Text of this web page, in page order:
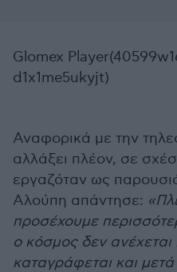
Glomex
d1x1me5ukyjt)
Αναφορικά με την
αλλάξει πλέον, σε
εργαζόταν ως
Αλούπη απάντησε:
προσέχουμε
ο κόσμος δεν ανέχεται
καταγράφεται και